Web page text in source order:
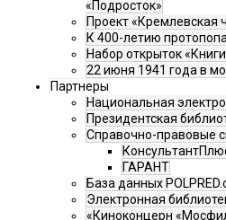
«Подросток»
Проект «Кремлевская
К 400-летию
Набор открыток
22 июня 1941 года в
Партнеры
Национальная
Президентская
Справочно-правовые
ГАРАНТ
База данных
Электронная
«Киноконцерн